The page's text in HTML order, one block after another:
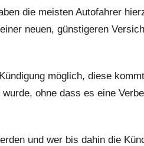
die meisten Autofahrer
neuen, günstigeren
möglich, diese
ohne dass es eine
und wer bis dahin die